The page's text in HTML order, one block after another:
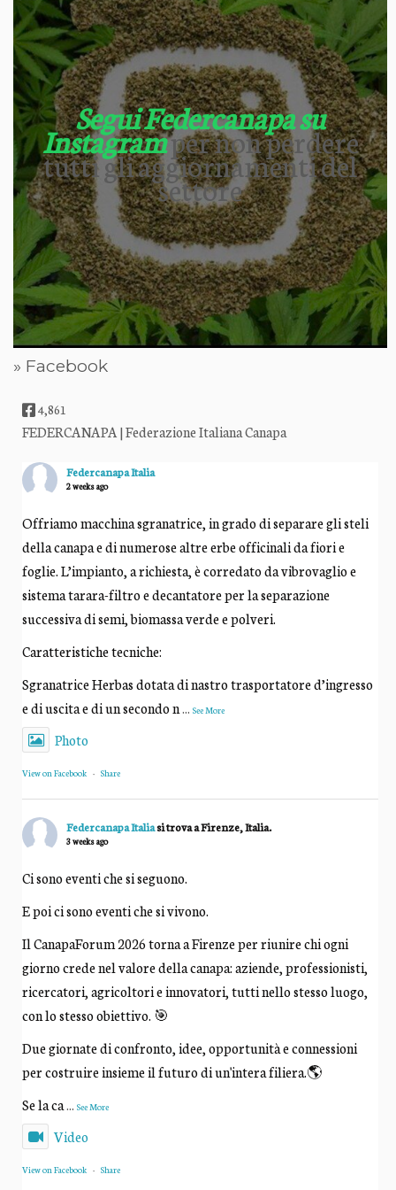
Segui Federcanapa su
Instagramper non perdere
tutti gli aggiornamenti del
settore
» Facebook
4,861
FEDERCANAPA | Federazione Italiana Canapa
Federcanapa Italia
2 weeks ago
Offriamo macchina sgranatrice, in grado di separare gli steli
della canapa e di numerose altre erbe officinali da fiori e
foglie. L’impianto, a richiesta, è corredato da vibrovaglio e
sistema tarara-filtro e decantatore per la separazione
successiva di semi, biomassa verde e polveri.
Caratteristiche tecniche:
Sgranatrice Herbas dotata di nastro trasportatore d’ingresso
e di uscita e di un secondo n... See More
Photo
View on Facebook · Share
Federcanapa Italiasi trova a Firenze, Italia.
3 weeks ago
Ci sono eventi che si seguono.
E poi ci sono eventi che si vivono.
Il CanapaForum 2026 torna a Firenze per riunire chi ogni
giorno crede nel valore della canapa: aziende, professionisti,
ricercatori, agricoltori e innovatori, tutti nello stesso luogo,
con lo stesso obiettivo. 🎯
Due giornate di confronto, idee, opportunità e connessioni
per costruire insieme il futuro di un'intera filiera.🌎
Se la ca... See More
Video
View on Facebook · Share